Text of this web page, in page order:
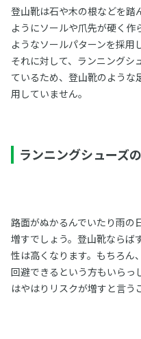
登山靴は石や木の根などを踏
ようにソールや爪先が硬く作
ようなソールパターンを採用
それに対して、ランニングシ
ているため、登山靴のような
用していません。
ランニングシューズ
路面がぬかるんでいたり雨の
増すでしょう。登山靴ならば
性は高くなります。もちろん
回避できるという方もいらっ
はやはりリスクが増すと言う